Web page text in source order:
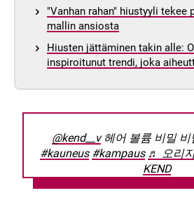
"Vanhan rahan" hiustyyli tekee
mallin ansiosta
Hiusten jättäminen takin alle:
inspiroitunut trendi, joka
@kend__v헤어 볼륨 비밀 비
#kauneus #kampaus ♬ 오리
KEND